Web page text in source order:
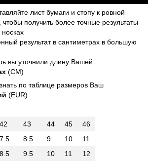
лист бумаги и стопу к ровной
чтобы получить более точные результаты
результат в сантиметрах в большую
вы уточнили длину Вашей
(CM)
по таблице размеров Ваш
(EUR)
42 43 44 45
46
7.5 8.5 9 10
11
8.5 9.5 10 11
12